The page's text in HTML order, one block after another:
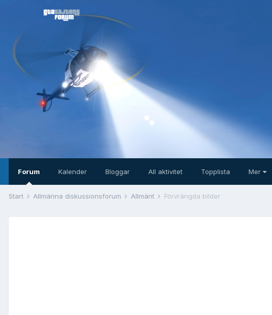
Forum Kalender Bloggar All aktivitet Topplista Mer
Start Allmänna diskussionsforum Allmänt Förvrängda bilder